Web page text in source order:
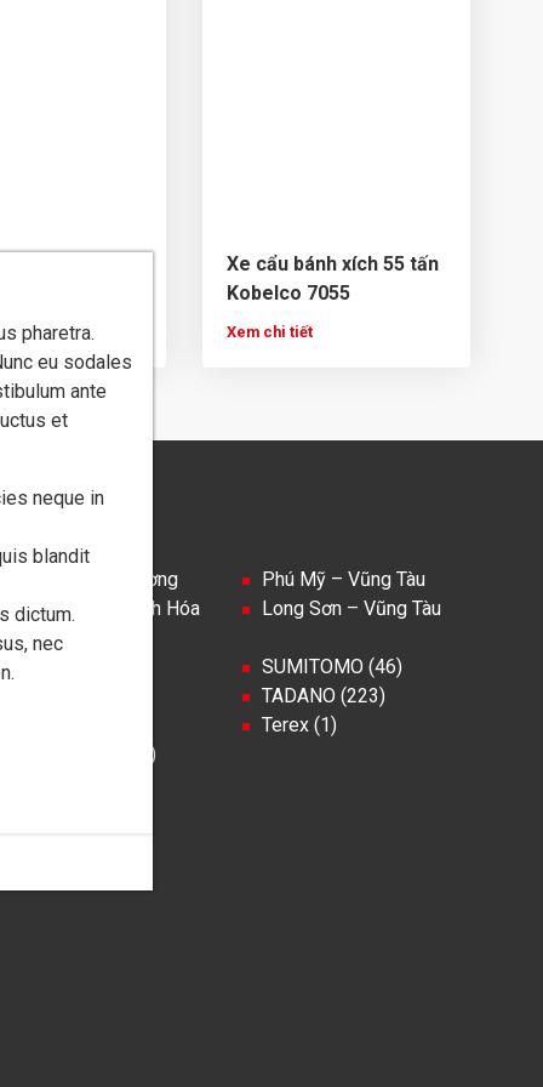
xích 4.9 tấn
Xe cẩu bánh xích 55 tấn
Kobelco 7055
Xem chi tiết
NAM
Icon4, 243A
NAM
Icon4, 243A
pharetra.
eu sodales
ante
et
neque in
blandit
dictum.
nec
Dĩ An – Bình Dương
Nghi Sơn – Thanh Hóa
Phú Mỹ – Vũng Tàu
Long Sơn – Vũng Tàu
Manitowoc (103)
SUMITOMO (46)
TADANO (223)
Terex (1)